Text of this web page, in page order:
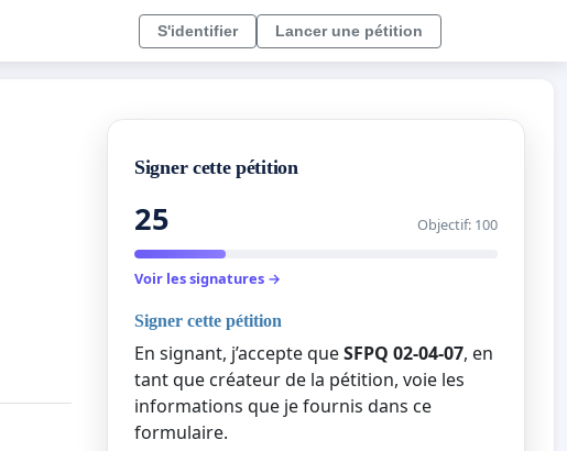
S'identifier Lancer une pétition
Signer cette pétition
25 Objectif: 100
Voir les signatures →
Signer cette pétition
En signant, j’accepte queSFPQ 02-04-07, en
tant que créateur de la pétition, voie les
informations que je fournis dans ce
formulaire.